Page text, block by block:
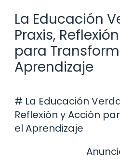
La Educación
Praxis,
para
Aprendizaje
# La Educación
Reflexión y Acción
el Aprendizaje